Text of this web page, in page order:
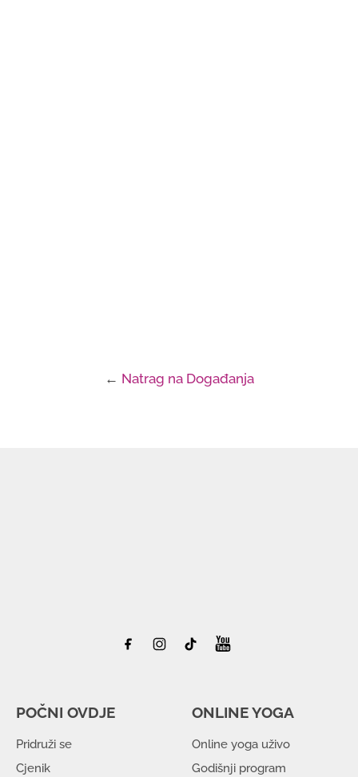
← Natrag na Događanja
POČNI OVDJE
Pridruži se
Cjenik
ONLINE YOGA
Online yoga uživo
Godišnji program